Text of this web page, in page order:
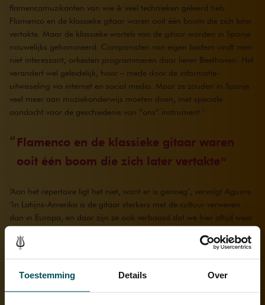
Toestemming Details Over
flamencomuzikanten van wie ik veel technieken geleerd heb.
Flamenco en de klassieke gitaar waren ooit één boom die zich later
vertakte. Maar de klassieke wortels van de gitaar worden in Spanje
nauwelijks gehonoreerd. Componisten van eigen bodem vindt men
niet interessant; orkesten programmeren daar liever Beethoven. Het
verandert wel geleidelijk, hoor – mede door de informatie-
uitwisseling via internet en social media. Maar ze zouden in Spanje
veel meer aan muziekonderwijs moeten doen, met speciale
aandacht voor de geschiedenis van “ons” instrument.’
Flamenco en de klassieke gitaar waren
ooit één boom die zich later vertakte
‘Aan het repertoire ligt het niet, want er is genoeg’, vervolgt Aguirre.
‘In Latijns-Amerika is de gitaar sterkers met de cultuur verweven
dan in Europa, en daar zijn ze ook verbaasd dat we hier altijd weer
Iemand schreef zelfs onlangs een proefschrift over het enorme
en er komen steeds nieuwe stukken bij. Ik vraag zelf ook regelmatig
of een componist nieuw werk voor me wil schrijven, of ze komen uit